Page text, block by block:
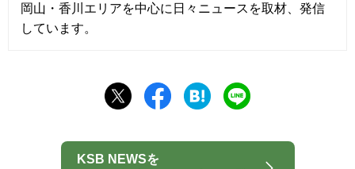
岡山・香川エリアを中心に日々ニュースを取材、発信
しています。
KSB NEWSを